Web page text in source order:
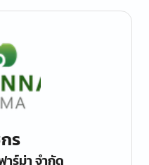
ร
ร์ม่า จำกัด